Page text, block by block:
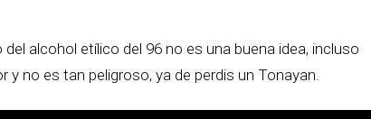
alcohol etílico del 96 no es una buena idea, incluso
no es tan peligroso, ya de perdis un Tonayan.